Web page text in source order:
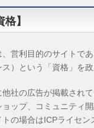
】
、営利目的のサイトで
）という「資格」を
社の広告が掲載され
ップ、コミュニティ
の場合はICPライセ